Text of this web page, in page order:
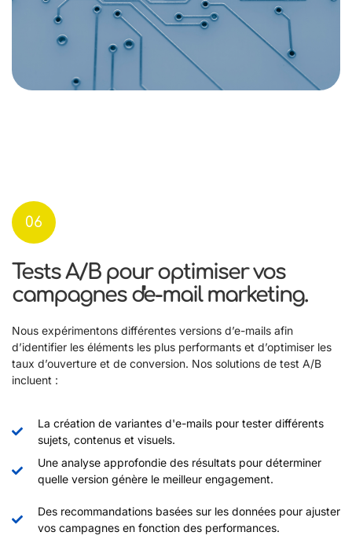
06
Tests A/B pour optimiser vos
campagnes d'e-mail marketing.
Nous expérimentons différentes versions d’e-mails afin
d’identifier les éléments les plus performants et d’optimiser les
taux d’ouverture et de conversion. Nos solutions de test A/B
incluent :
La création de variantes d'e-mails pour tester différents
sujets, contenus et visuels.
Une analyse approfondie des résultats pour déterminer
quelle version génère le meilleur engagement.
Des recommandations basées sur les données pour ajuster
vos campagnes en fonction des performances.